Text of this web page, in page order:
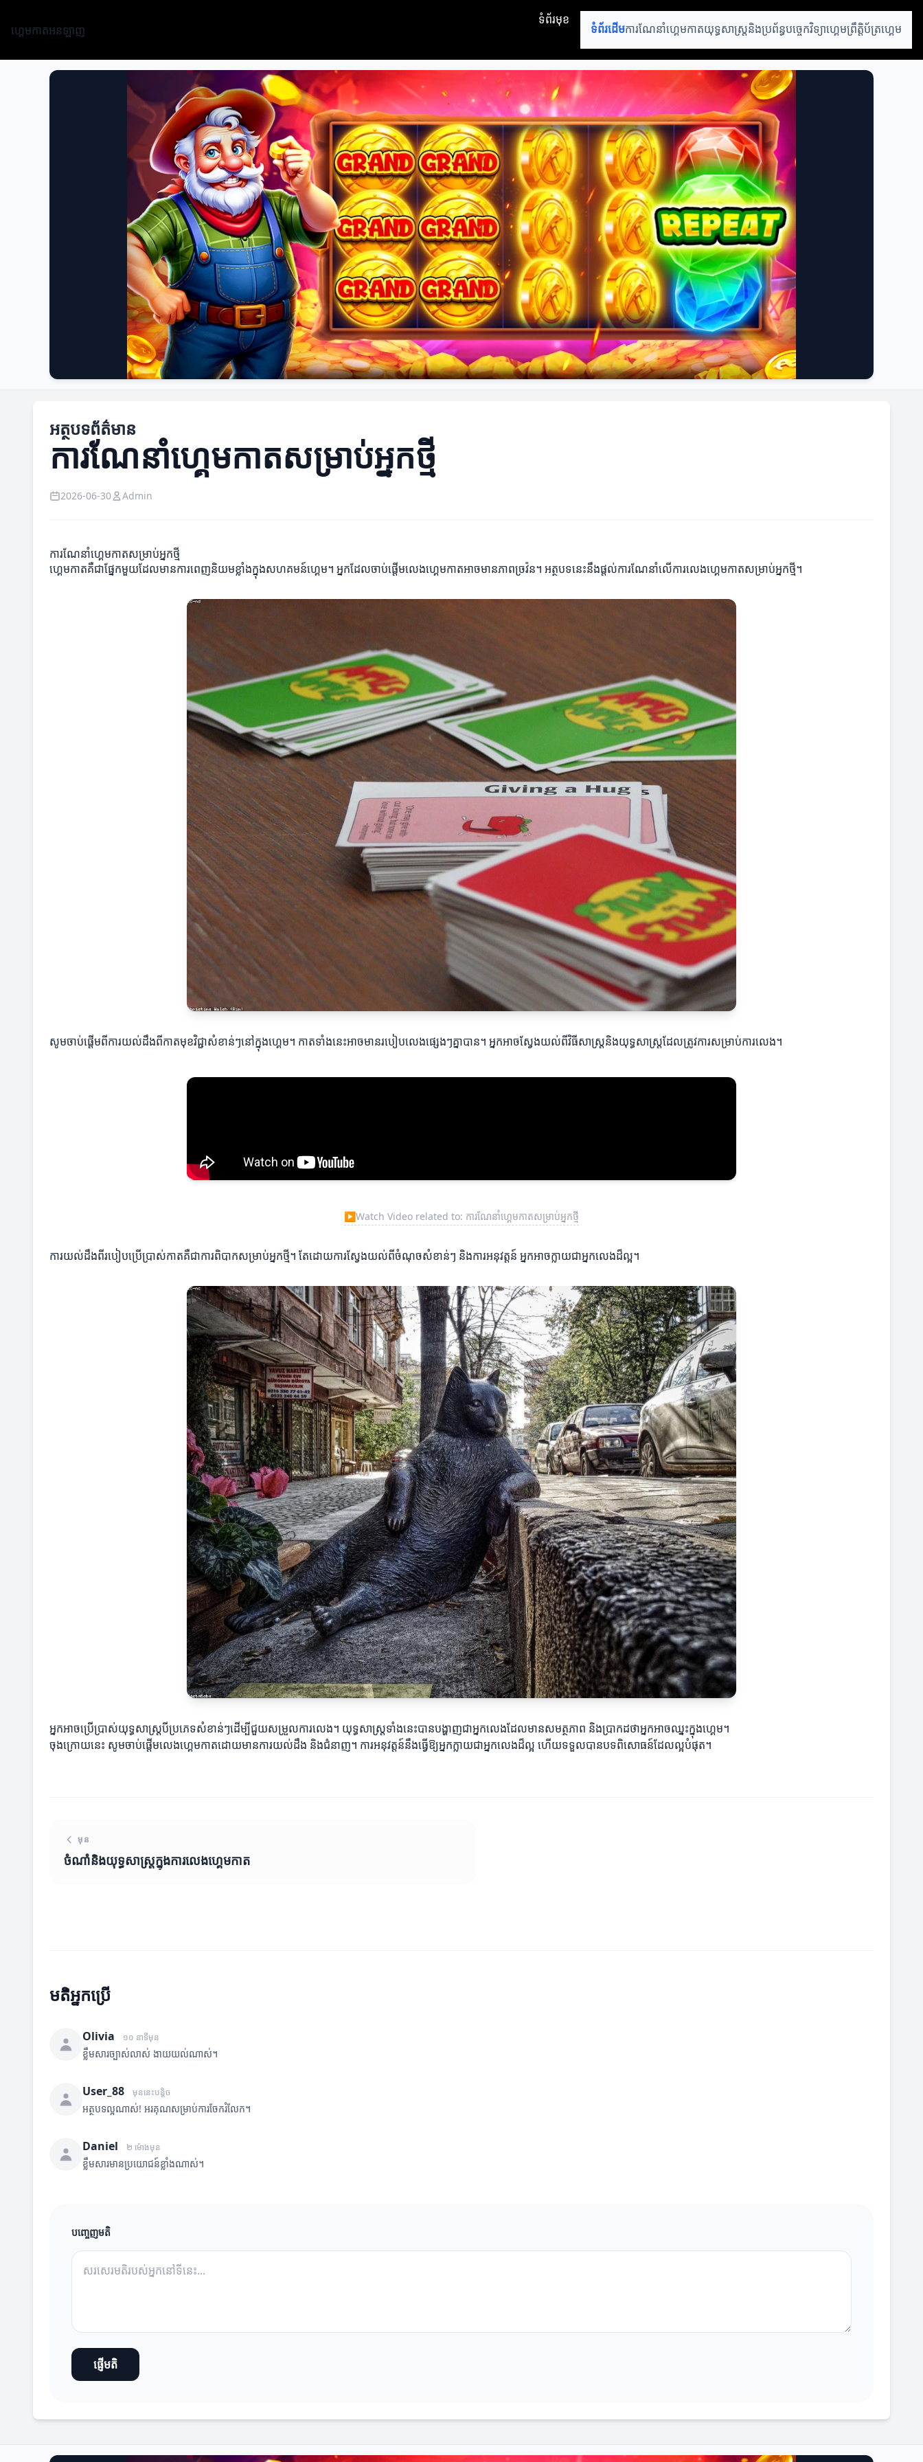
ហ្គេមកាតអនឡាញ
ទំព័រមុខ
ទំព័រដើមការណែនាំហ្គេមកាតយុទ្ធសាស្ត្រនិងប្រព័ន្ធបច្ចេកវិទ្យាហ្គេមព្រឹត្តិប័ត្រហ្គេម
អត្ថបទព័ត៌មាន
ការណែនាំហ្គេមកាតសម្រាប់អ្នកថ្មី
2026-06-30 Admin
ការណែនាំហ្គេមកាតសម្រាប់អ្នកថ្មី
ហ្គេមកាតគឺជាផ្នែកមួយដែលមានការពេញនិយមខ្លាំងក្នុងសហគមន៍ហ្គេម។ អ្នកដែលចាប់ផ្តើមលេងហ្គេមកាតអាចមានភាពច្រវ៉ន។ អត្ថបទនេះនឹងផ្តល់ការណែនាំលើការលេងហ្គេមកាតសម្រាប់អ្នកថ្មី។
សូមចាប់ផ្ដើមពីការយល់ដឹងពីកាតមុខវិជ្ជាសំខាន់ៗនៅក្នុងហ្គេម។ កាតទាំងនេះអាចមានរបៀបលេងផ្សេងៗគ្នាបាន។ អ្នកអាចស្វែងយល់ពីវិធីសាស្ត្រនិងយុទ្ធសាស្ត្រដែលត្រូវការសម្រាប់ការលេង។
▶Watch Video related to: ការណែនាំហ្គេមកាតសម្រាប់អ្នកថ្មី
ការយល់ដឹងពីរបៀបប្រើប្រាស់កាតគឺជាការពិបាកសម្រាប់អ្នកថ្មី។ តែដោយការស្វែងយល់ពីចំណុចសំខាន់ៗ និងការអនុវត្តន៍ អ្នកអាចក្លាយជាអ្នកលេងដ៏ល្អ។
អ្នកអាចប្រើប្រាស់យុទ្ធសាស្ត្របីប្រភេទសំខាន់ៗដើម្បីជួយសម្រួលការលេង។ យុទ្ធសាស្ត្រទាំងនេះបានបង្ហាញជាអ្នកលេងដែលមានសមត្ថភាព និងប្រាកដថាអ្នកអាចឈ្នះក្នុងហ្គេម។
ចុងក្រោយនេះ សូមចាប់ផ្តើមលេងហ្គេមកាតដោយមានការយល់ដឹង និងជំនាញ។ ការអនុវត្តន៍នឹងធ្វើឱ្យអ្នកក្លាយជាអ្នកលេងដ៏ល្អ ហើយទទួលបានបទពិសោធន៍ដែលល្អបំផុត។
មុន
ចំណាំនិងយុទ្ធសាស្ត្រក្នុងការលេងហ្គេមកាត
មតិអ្នកប្រើ
Olivia ១០ នាទីមុន
ខ្លឹមសារច្បាស់លាស់ ងាយយល់ណាស់។
User_88 មុននេះបន្តិច
អត្ថបទល្អណាស់! អរគុណសម្រាប់ការចែករំលែក។
Daniel ២ ម៉ោងមុន
ខ្លឹមសារមានប្រយោជន៍ខ្លាំងណាស់។
បញ្ចេញមតិ
ផ្ញើមតិ